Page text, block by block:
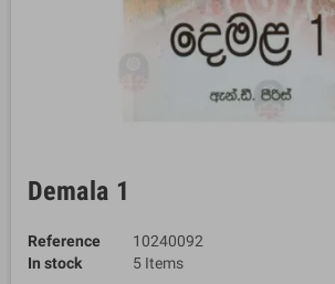
Demala 1
Reference
10240092
In stock
5 Items